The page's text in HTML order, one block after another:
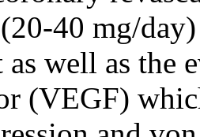
40 mg/
as well as the
(VEGF)